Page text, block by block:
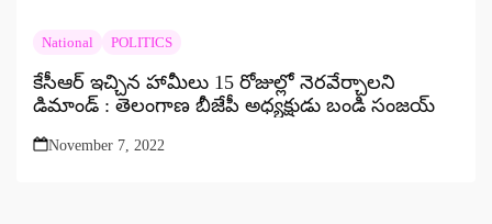
National POLITICS
కేసీఆర్ ఇచ్చిన హామీలు 15 రోజుల్లో నెరవేర్చాలని
డిమాండ్ : తెలంగాణ బీజేపీ అధ్యక్షుడు బండి సంజయ్
November 7, 2022